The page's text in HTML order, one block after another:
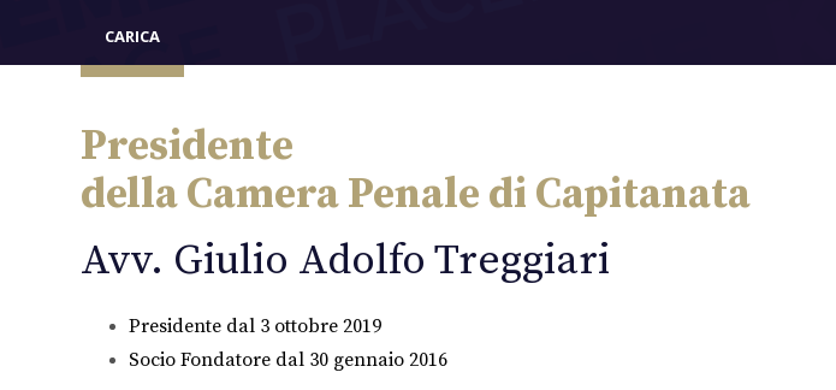
CARICA
Presidente
della Camera Penale di Capitanata
Avv. Giulio Adolfo Treggiari
Presidente dal 3 ottobre 2019
Socio Fondatore dal 30 gennaio 2016